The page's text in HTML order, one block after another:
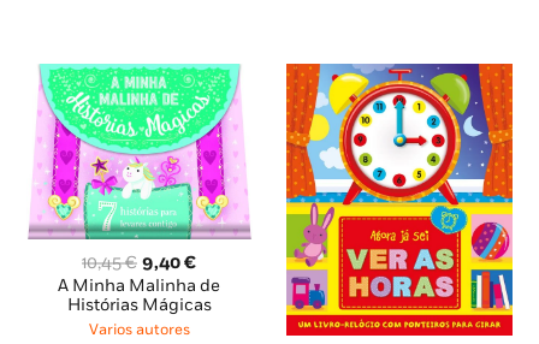
10,45€ O
preço
original
era:
9,40€O
preço
atual
A Minha Malinha de
Histórias Mágicas
Varios autores